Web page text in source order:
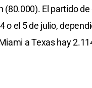
(80.000). El partido
o el 5 de julio,
a Texas hay